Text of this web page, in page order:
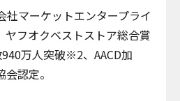
社マーケットエンタープライ
ヤフオクベストストア総合賞
万人突破※2、AACD加
認定。